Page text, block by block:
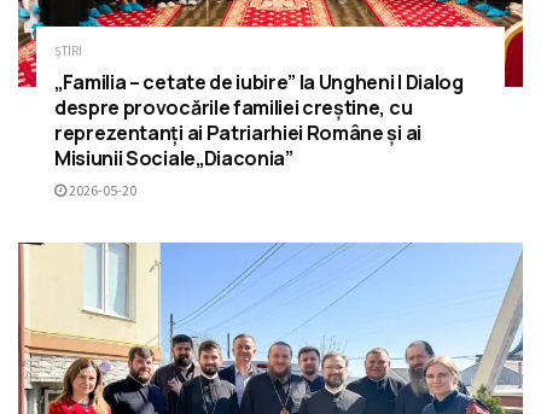
ȘTIRI
„Familia – cetate de iubire” la Ungheni | Dialog
despre provocările familiei creștine, cu
reprezentanți ai Patriarhiei Române și ai
Misiunii Sociale„Diaconia”
2026-05-20